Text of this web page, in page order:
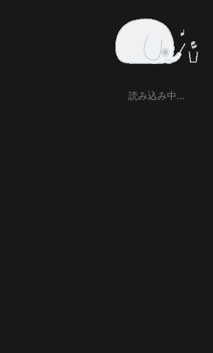
読み込み中…